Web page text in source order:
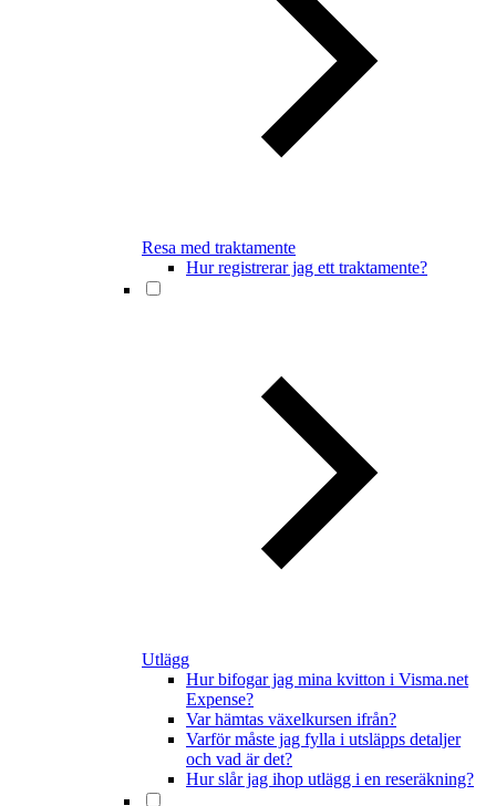
Resa med traktamente
Hur registrerar jag ett traktamente?
Utlägg
Hur bifogar jag mina kvitton i Visma.net
Expense?
Var hämtas växelkursen ifrån?
Varför måste jag fylla i utsläpps detaljer
och vad är det?
Hur slår jag ihop utlägg i en reseräkning?